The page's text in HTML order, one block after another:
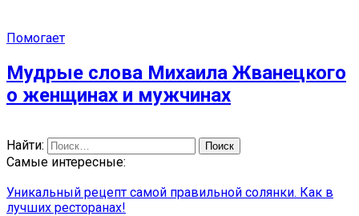
Помогает
Мудрые слова Михаила Жванецкого
о женщинах и мужчинах
Найти:
Самые интересные:
Уникальный рецепт самой правильной солянки. Как в
лучших ресторанах!